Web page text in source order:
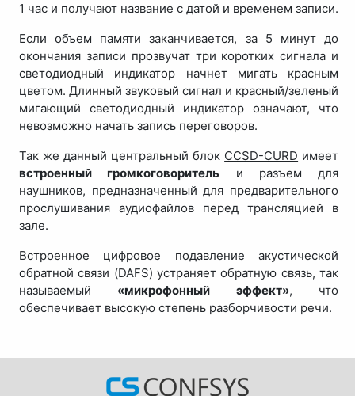
1 час и получают название с датой и временем записи.
Если объем памяти заканчивается, за 5 минут до
окончания записи прозвучат три коротких сигнала и
светодиодный индикатор начнет мигать красным
цветом. Длинный звуковый сигнал и красный/зеленый
мигающий светодиодный индикатор означают, что
невозможно начать запись переговоров.
Так же данный центральный блок CCSD-CURD имеет
встроенный громкоговоритель и разъем для
наушников, предназначенный для предварительного
прослушивания аудиофайлов перед трансляцией в
зале.
Встроенное цифровое подавление акустической
обратной связи (DAFS) устраняет обратную связь, так
называемый «микрофонный эффект», что
обеспечивает высокую степень разборчивости речи.